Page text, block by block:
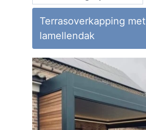
op
Huisvlijt
Terrasoverkapping met
lamellendak